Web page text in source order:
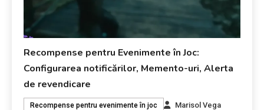
Recompense pentru Evenimente în Joc:
Configurarea notificărilor, Memento-uri, Alerta
de revendicare
Recompense pentru evenimente în joc Marisol Vega